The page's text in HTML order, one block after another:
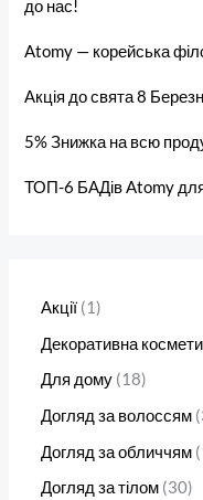
до нас!
Atomy — корейська
Акція до свята 8
5% Знижка на всю
ТОП-6 БАДів Atomy для
Акції 1
Декоративна
Для дому 18
Догляд за волоссям
Догляд за обличчям
Догляд за тілом 30